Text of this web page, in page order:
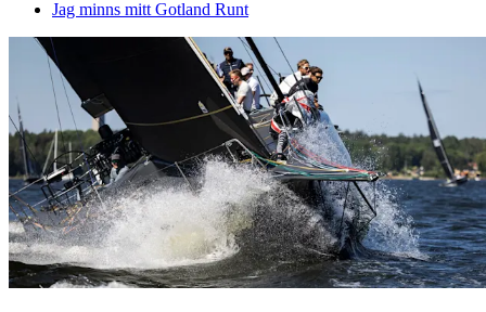
Jag minns mitt Gotland Runt